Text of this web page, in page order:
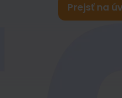
Prejsť na